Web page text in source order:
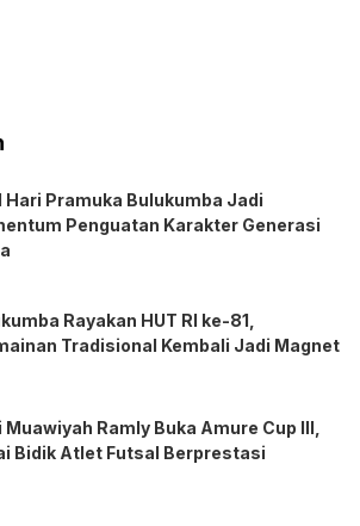
Hari Pramuka Bulukumba Jadi
Penguatan Karakter Generasi
Rayakan HUT RI ke-81,
Tradisional Kembali Jadi Magnet
Muawiyah Ramly Buka Amure Cup III,
Bidik Atlet Futsal Berprestasi